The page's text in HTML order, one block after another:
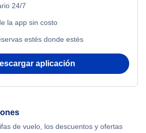
24/7
la app sin costo
estés donde estés
aplicación
de vuelo, los descuentos y ofertas